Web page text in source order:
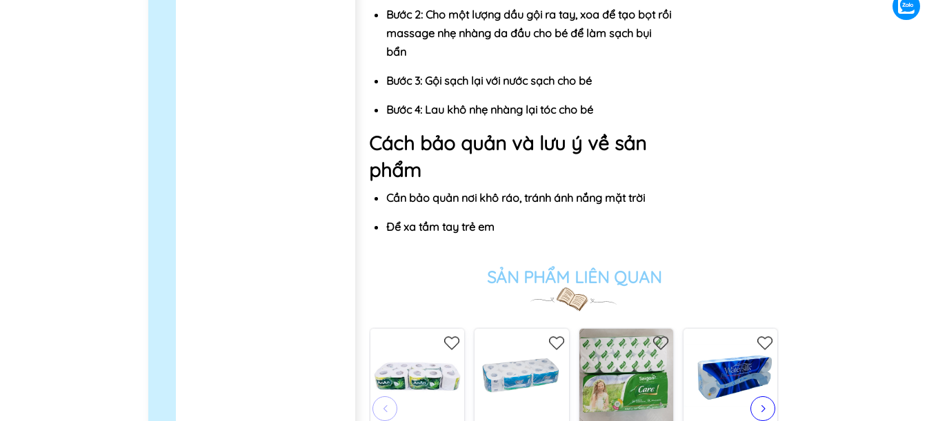
Bước 2: Cho một lượng dầu gội ra tay, xoa để tạo bọt rồi
massage nhẹ nhàng da đầu cho bé để làm sạch bụi
bẩn
Bước 3: Gội sạch lại với nước sạch cho bé
Bước 4: Lau khô nhẹ nhàng lại tóc cho bé
Cách bảo quản và lưu ý về sản
phẩm
Cần bảo quản nơi khô ráo, tránh ánh nắng mặt trời
Để xa tầm tay trẻ em
SẢN PHẨM LIÊN QUAN